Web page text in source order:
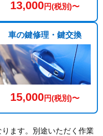
13,000円(税別)〜
車の鍵修理・鍵交換
15,000円(税別)〜
ます。別途いただく作業